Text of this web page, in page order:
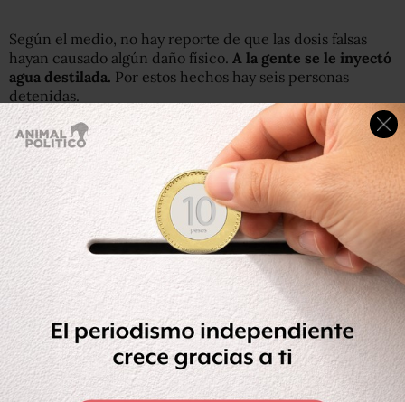
Según el medio, no hay reporte de que las dosis falsas
hayan causado algún daño físico. A la gente se le inyectó
agua destilada. Por estos hechos hay seis personas
detenidas.
Mientras que el caso detectado enPolonia,los frascos
contenían un
tratamiento antiarrugas,pero ninguna
persona se aplicó la supuesta vacuna.
La dosis falsas fueron halladas en el departamento de un
hombre, quien fue detenido.
Lev Kubiak, jefe mundial de seguridad de Pfizer, dijo que
debido a que en todo el planeta se necesitan las vacunas,
y a que mucha gente está desesperada por las mismas, es
que “los delincuentes tienen una oportunidad perfecta”
para lucrar con la situación.